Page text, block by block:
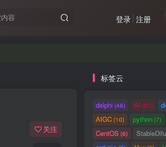
登录 注册
关注
标签云
delphi(46) AI (27)
AIGC(10) python(7)
CentOS (6)